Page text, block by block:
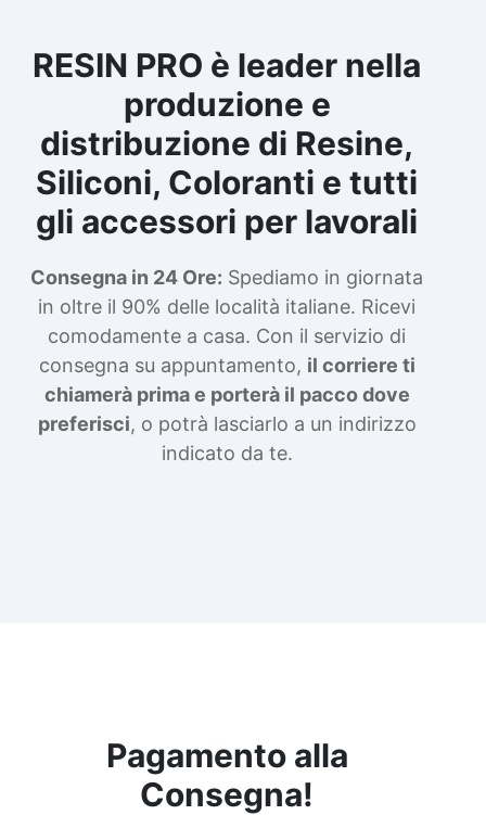
RESIN PRO è leader nella
produzione e
distribuzione di Resine,
Siliconi, Coloranti e tutti
gli accessori per lavorali
Consegna in 24 Ore: Spediamo in giornata
in oltre il 90% delle località italiane. Ricevi
comodamente a casa. Con il servizio di
consegna su appuntamento, il corriere ti
chiamerà prima e porterà il pacco dove
preferisci, o potrà lasciarlo a un indirizzo
indicato da te.
Pagamento alla
Consegna!